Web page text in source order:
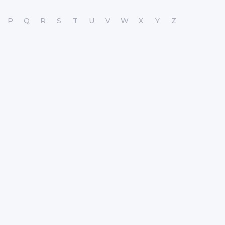
P Q R S T U V W X Y Z